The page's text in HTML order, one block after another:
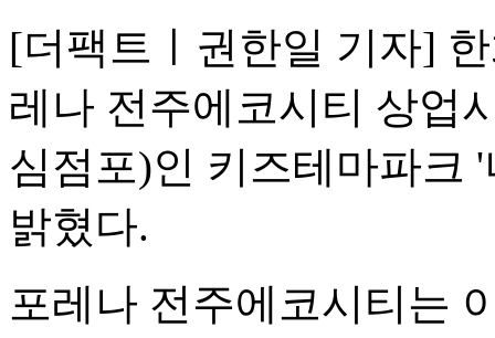
[더팩트ㅣ권한일 기자]
레나 전주에코시티 상업
심점포)인 키즈테마파크
밝혔다.
포레나 전주에코시티는